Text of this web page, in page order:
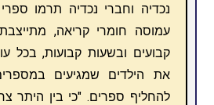
נכדיה וחברי נכדיה תרמו
עמוסה חומרי קריאה,
קבועים ובשעות קבועות, בכל
את הילדים שמגיעים
להחליף ספרים. "כי בין היתר